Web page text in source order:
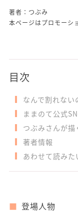
著者：つぶみ
本ページはプロモーシ
目次
なんで割れない
ままのて公式
つぶみさんが描
著者情報
あわせて読みた
登場人物